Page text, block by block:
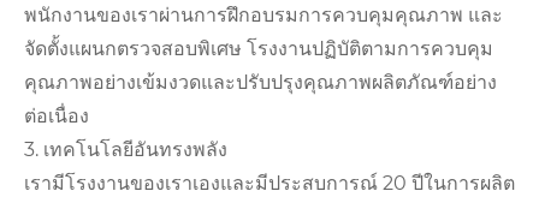
พนักงานของเราผ่านการฝึกอบรมการควบคุมคุณภาพ และ
จัดตั้งแผนกตรวจสอบพิเศษ โรงงานปฏิบัติตามการควบคุม
คุณภาพอย่างเข้มงวดและปรับปรุงคุณภาพผลิตภัณฑ์อย่าง
ต่อเนื่อง
3. เทคโนโลยีอันทรงพลัง
เรามีโรงงานของเราเองและมีประสบการณ์ 20 ปีในการผลิต